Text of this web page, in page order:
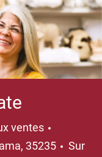
ventes
35235
Sur